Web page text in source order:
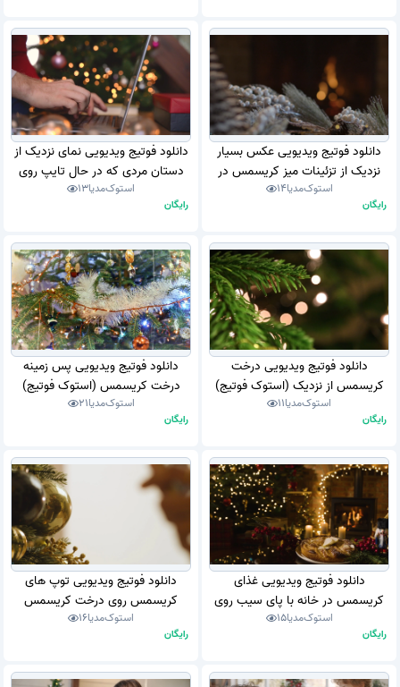
دانلود فوتیج ویدیویی عکس بسیار
نزدیک از تزئینات میز کریسمس در
مقابل شومینه دنج (استوک فوتیج)
استوک‌مدیا14
رایگان
دانلود فوتیج ویدیویی نمای نزدیک از
دستان مردی که در حال تایپ روی
لپ تاپ نشسته در نزدیکی درخت
کریسمس در اتاق نشیمن با تزئینات
استوک‌مدیا13
رایگان
دانلود فوتیج ویدیویی درخت
کریسمس از نزدیک (استوک فوتیج)
استوک‌مدیا11
رایگان
دانلود فوتیج ویدیویی پس زمینه
درخت کریسمس (استوک فوتیج)
استوک‌مدیا21
رایگان
دانلود فوتیج ویدیویی غذای
کریسمس در خانه با پای سیب روی
میز (استوک فوتیج)
استوک‌مدیا15
رایگان
دانلود فوتیج ویدیویی توپ های
کریسمس روی درخت کریسمس
(استوک فوتیج)
استوک‌مدیا16
رایگان